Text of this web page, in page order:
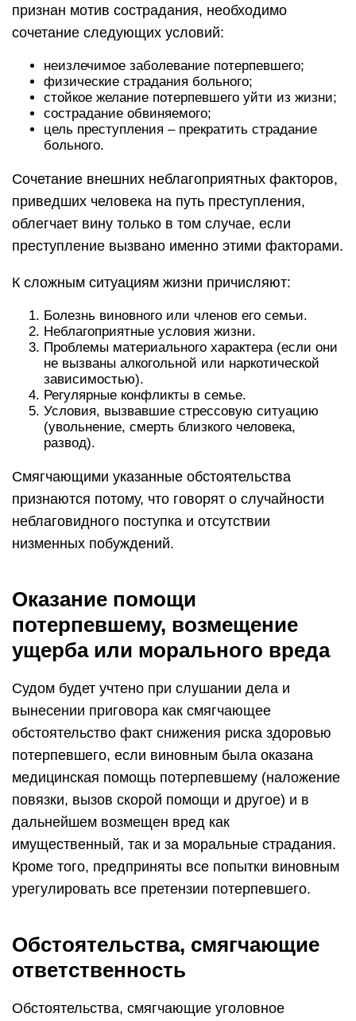
признан мотив сострадания, необходимо
сочетание следующих условий:
неизлечимое заболевание потерпевшего;
физические страдания больного;
стойкое желание потерпевшего уйти из жизни;
сострадание обвиняемого;
цель преступления – прекратить страдание
больного.
Сочетание внешних неблагоприятных факторов,
приведших человека на путь преступления,
облегчает вину только в том случае, если
преступление вызвано именно этими факторами.
К сложным ситуациям жизни причисляют:
Болезнь виновного или членов его семьи.
Неблагоприятные условия жизни.
Проблемы материального характера (если они
не вызваны алкогольной или наркотической
зависимостью).
Регулярные конфликты в семье.
Условия, вызвавшие стрессовую ситуацию
(увольнение, смерть близкого человека,
развод).
Смягчающими указанные обстоятельства
признаются потому, что говорят о случайности
неблаговидного поступка и отсутствии
низменных побуждений.
Оказание помощи
потерпевшему, возмещение
ущерба или морального вреда
Судом будет учтено при слушании дела и
вынесении приговора как смягчающее
обстоятельство факт снижения риска здоровью
потерпевшего, если виновным была оказана
медицинская помощь потерпевшему (наложение
повязки, вызов скорой помощи и другое) и в
дальнейшем возмещен вред как
имущественный, так и за моральные страдания.
Кроме того, предприняты все попытки виновным
урегулировать все претензии потерпевшего.
Обстоятельства, смягчающие
ответственность
Обстоятельства, смягчающие уголовное